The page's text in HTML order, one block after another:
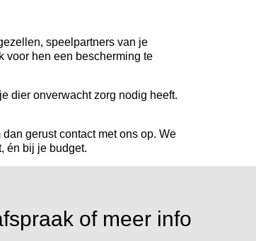
speelpartners van je
voor hen een bescherming te
dier onverwacht zorg nodig heeft.
dan gerust contact met ons op. We
én bij je budget.
of meer info